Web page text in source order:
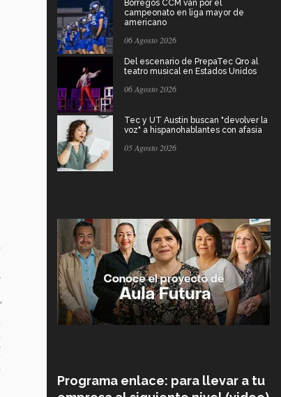
Borregos CCM van por el
campeonato en liga mayor de
americano
06 Agosto 2026
Del escenario de PrepaTec Qro al
teatro musical en Estados Unidos
06 Agosto 2026
Tec y UT Austin buscan "devolver la
voz" a hispanohablantes con afasia
05 Agosto 2026
Programa enlace: para llevar a tu